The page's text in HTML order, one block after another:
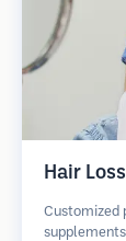
Hair
Customized